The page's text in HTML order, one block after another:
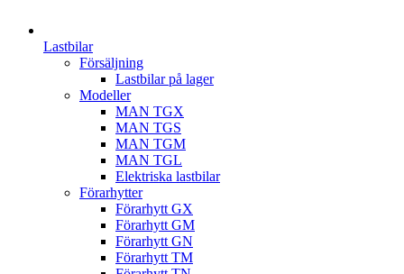
Lastbilar
Försäljning
Lastbilar på lager
Modeller
MAN TGX
MAN TGS
MAN TGM
MAN TGL
Elektriska lastbilar
Förarhytter
Förarhytt GX
Förarhytt GM
Förarhytt GN
Förarhytt TM